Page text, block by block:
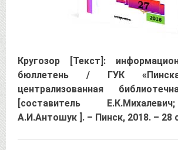
Кругозор [Текст]:
бюллетень / ГУК
централизованная
[составитель
А.И.Антошук ]. – Пинск, 2018. – 28